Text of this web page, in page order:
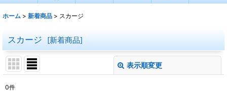
ホーム > 新着商品 > スカージ
スカージ [新着商品]
表示順変更
0件